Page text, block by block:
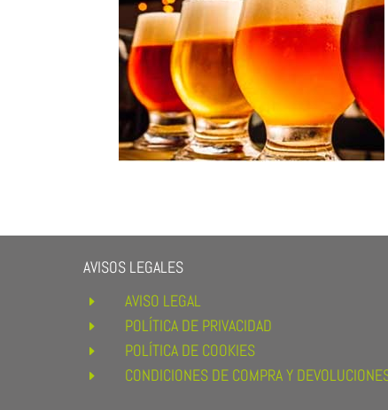
AVISOS LEGALES
E AVISO LEGAL
E POLÍTICA DE PRIVACIDAD
E POLÍTICA DE COOKIES
E CONDICIONES DE COMPRA Y